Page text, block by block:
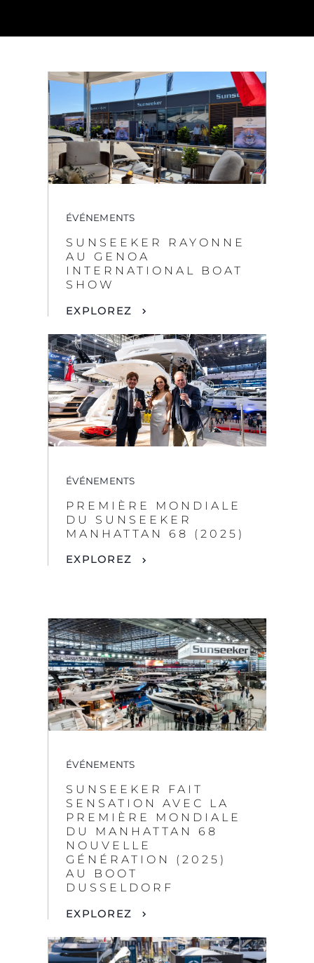
ÉVÉNEMENTS
SUNSEEKER RAYONNE
AU GENOA
INTERNATIONAL BOAT
SHOW
EXPLOREZ
ÉVÉNEMENTS
PREMIÈRE MONDIALE
DU SUNSEEKER
MANHATTAN 68 (2025)
EXPLOREZ
ÉVÉNEMENTS
SUNSEEKER FAIT
SENSATION AVEC LA
PREMIÈRE MONDIALE
DU MANHATTAN 68
NOUVELLE
GÉNÉRATION (2025)
AU BOOT
DUSSELDORF
EXPLOREZ